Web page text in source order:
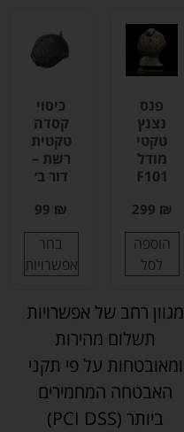
פנס
נצנץ
טקטי
מודל
F101
299 ₪
הוספה
לסל
כיסוי
קסדה
טקטית
רשת –
דור ב׳
99 ₪
בחר
אפשרויות
מגוון רחב של אפשרויות
תשלום מהירות
ומאובטחות על פי תקני
האבטחה המחמירים
ביותר (PCI DSS)